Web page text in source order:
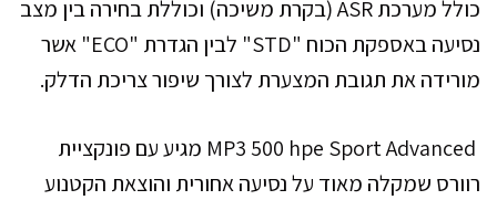
כולל מערכת ASR (בקרת משיכה) וכוללת בחירה בין מצב
נסיעה באספקת הכוח "STD" לבין הגדרת "ECO" אשר
מורידה את תגובת המצערת לצורך שיפור צריכת הדלק.
MP3 500 hpe Sport Advanced מגיע עם פונקציית
רוורס שמקלה מאוד על נסיעה אחורית והוצאת הקטנוע